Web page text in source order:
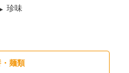
珍味
麺類